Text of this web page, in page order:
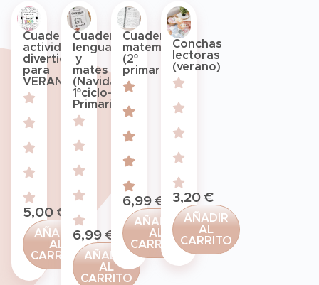
Cuadernillo
actividades
divertidas
para
VERANO
5,00 €
AÑADIR
AL
CARRITO
Cuadernillo
lengua
y
mates
(Navidad,
1ºciclo-
Primaria)
6,99 €
AÑADIR
AL
CARRITO
Cuadernillo
matemáticas
(2º
primaria)
6,99 €
AÑADIR
AL
CARRITO
Conchas
lectoras
(verano)
3,20 €
AÑADIR
AL
CARRITO